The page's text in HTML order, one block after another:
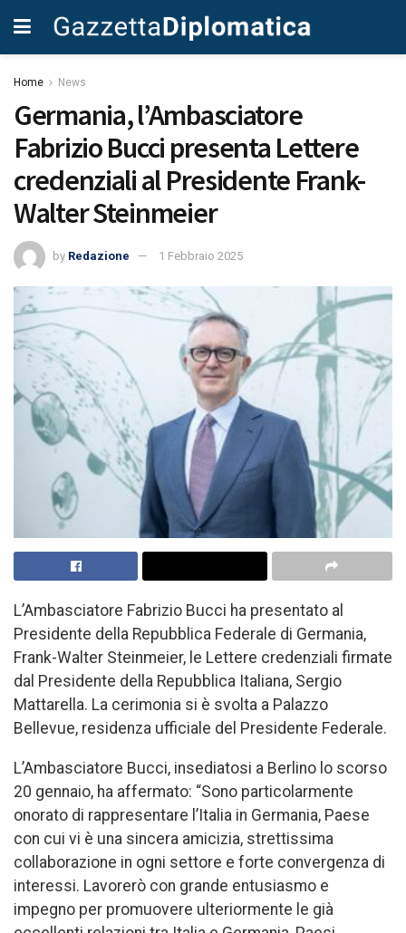
Home News
Germania, l’Ambasciatore
Fabrizio Bucci presenta Lettere
credenziali al Presidente Frank-
Walter Steinmeier
by Redazione 1 Febbraio 2025
L’Ambasciatore Fabrizio Bucci ha presentato al
Presidente della Repubblica Federale di Germania,
Frank-Walter Steinmeier, le Lettere credenziali firmate
dal Presidente della Repubblica Italiana, Sergio
Mattarella. La cerimonia si è svolta a Palazzo
Bellevue, residenza ufficiale del Presidente Federale.
L’Ambasciatore Bucci, insediatosi a Berlino lo scorso
20 gennaio, ha affermato: “Sono particolarmente
onorato di rappresentare l’Italia in Germania, Paese
con cui vi è una sincera amicizia, strettissima
collaborazione in ogni settore e forte convergenza di
interessi. Lavorerò con grande entusiasmo e
impegno per promuovere ulteriormente le già